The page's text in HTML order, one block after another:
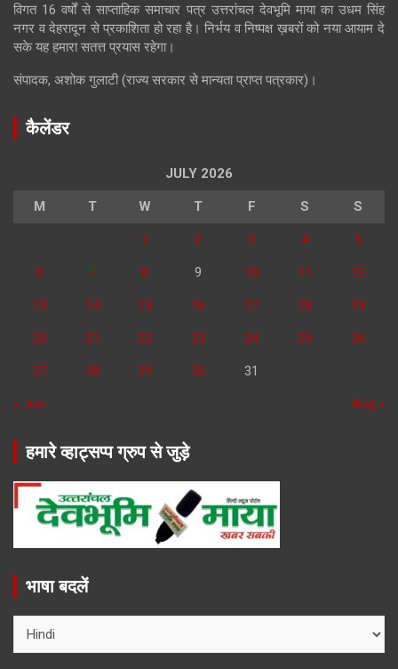
विगत 16 वर्षों से साप्ताहिक समाचार पत्र उत्तरांचल देवभूमि माया का उधम सिंह
नगर व देहरादून से प्रकाशिता हो रहा है। निर्भय व निष्पक्ष ख़बरों को नया आयाम दे
सके यह हमारा सतत्त प्रयास रहेगा।
संपादक, अशोक गुलाटी (राज्य सरकार से मान्यता प्राप्त पत्रकार)।
कैलेंडर
JULY 2026
M T W T F S S
1 2 3 4 5
6 7 8 9 10 11 12
13 14 15 16 17 18 19
20 21 22 23 24 25 26
27 28 29 30 31
« Jun Aug »
हमारे व्हाट्सप्प ग्रुप से जुड़े
भाषा बदलें